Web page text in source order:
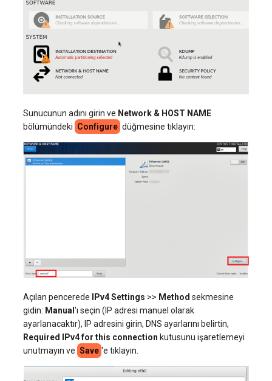
Sunucunun adını girin ve Network & HOST NAME
bölümündeki Configure düğmesine tıklayın:
Açılan pencerede IPv4 Settings >> Method sekmesine
gidin: Manual'ı seçin (IP adresi manuel olarak
ayarlanacaktır), IP adresini girin, DNS ayarlarını belirtin,
Required IPv4 for this connection kutusunu işaretlemeyi
unutmayın ve Save 'e tıklayın.